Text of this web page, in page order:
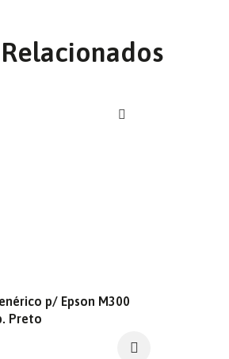
p/ Epson M300
Preto